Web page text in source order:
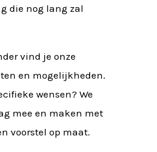
die nog lang zal
vind je onze
en mogelijkheden.
wensen? We
mee en maken met
voorstel op maat.